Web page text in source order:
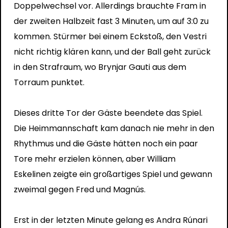
Doppelwechsel vor. Allerdings brauchte Fram in
der zweiten Halbzeit fast 3 Minuten, um auf 3:0 zu
kommen. Stürmer bei einem Eckstoß, den Vestri
nicht richtig klären kann, und der Ball geht zurück
in den Strafraum, wo Brynjar Gauti aus dem
Torraum punktet.
Dieses dritte Tor der Gäste beendete das Spiel.
Die Heimmannschaft kam danach nie mehr in den
Rhythmus und die Gäste hätten noch ein paar
Tore mehr erzielen können, aber William
Eskelinen zeigte ein großartiges Spiel und gewann
zweimal gegen Fred und Magnús.
Erst in der letzten Minute gelang es Andra Rúnari